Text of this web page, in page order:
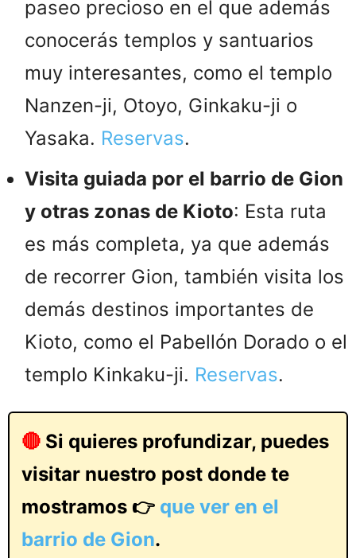
paseo precioso en el que además
conocerás templos y santuarios
muy interesantes, como el templo
Nanzen-ji, Otoyo, Ginkaku-ji o
Yasaka. Reservas.
Visita guiada por el barrio de Gion
y otras zonas de Kioto: Esta ruta
es más completa, ya que además
de recorrer Gion, también visita los
demás destinos importantes de
Kioto, como el Pabellón Dorado o el
templo Kinkaku-ji. Reservas.
🔴 Si quieres profundizar, puedes
visitar nuestro post donde te
mostramos 👉 que ver en el
barrio de Gion.